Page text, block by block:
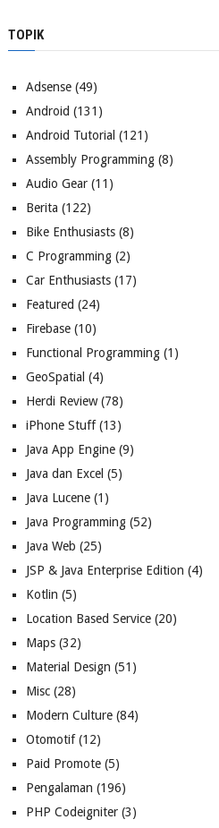
TOPIK
Adsense(49)
Android (131)
Android Tutorial (121)
Assembly Programming(8)
Audio Gear(11)
Berita (122)
Bike Enthusiasts(8)
C Programming(2)
Car Enthusiasts(17)
Featured (24)
Firebase(10)
Functional Programming(1)
GeoSpatial (4)
Herdi Review(78)
iPhone Stuff(13)
Java App Engine(9)
Java dan Excel (5)
Java Lucene(1)
Java Programming(52)
Java Web (25)
JSP & Java Enterprise Edition (4)
Kotlin (5)
Location Based Service(20)
Maps(32)
Material Design (51)
Misc(28)
Modern Culture(84)
Otomotif(12)
Paid Promote(5)
Pengalaman (196)
PHP Codeigniter(3)